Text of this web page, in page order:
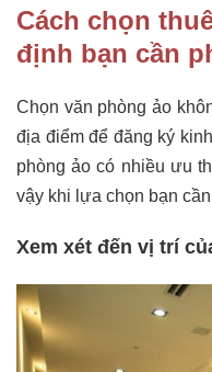
Cách chọn
định bạn cần
Chọn văn phòng ảo
địa điểm để đăng ký
phòng ảo có nhiều ưu
vậy khi lựa chọn bạn
Xem xét đến vị trí